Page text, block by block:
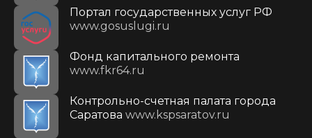
Портал государственных услуг РФ
www.gosuslugi.ru
Фонд капитального ремонта
www.fkr64.ru
Контрольно-счетная палата города
Саратова www.kspsaratov.ru